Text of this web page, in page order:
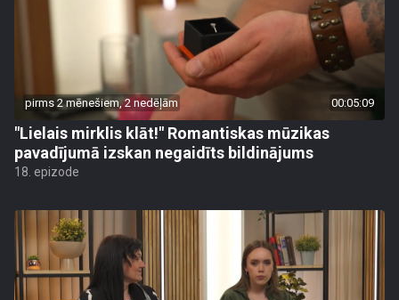
pirms 2 mēnešiem, 2 nedēļām 00:05:09
"Lielais mirklis klāt!" Romantiskas mūzikas
pavadījumā izskan negaidīts bildinājums
18. epizode